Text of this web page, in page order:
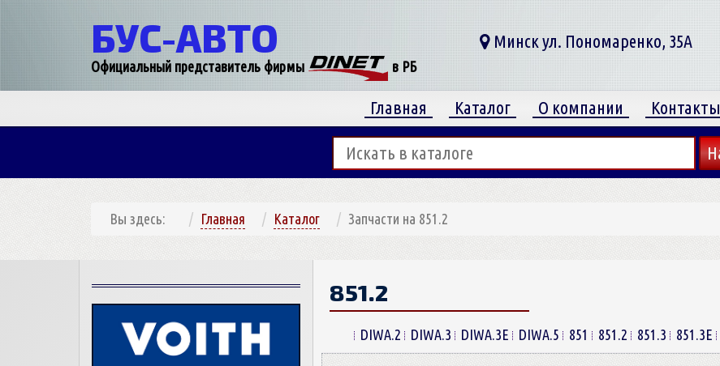
БУС-АВТО
Официальный представитель фирмы в РБ
Минск ул. Пономаренко, 35А
Главная Каталог О компании Контакты
Вы здесь: Главная Каталог Запчасти на 851.2
851.2
DIWA.2 DIWA.3 DIWA.3E DIWA.5 851 851.2 851.3 851.3E